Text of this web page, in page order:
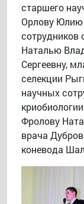
старшего
Орлову Юлию
сотрудников
Наталью
Сергеевну,
селекции
научных
Фролову
врача
коневода